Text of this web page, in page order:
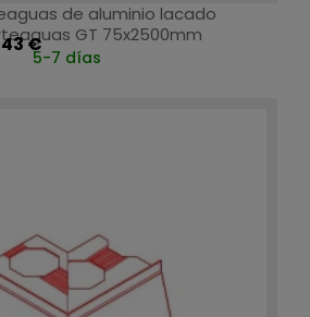
de aluminio lacado
GT 75x2500mm
€
5-7 días